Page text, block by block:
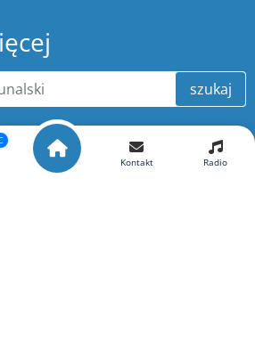
szukaj
Kontakt Radio